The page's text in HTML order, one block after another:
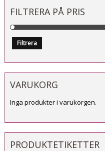
FILTRERA PÅ PRIS
Filtrera
VARUKORG
Inga produkter i varukorgen.
PRODUKTETIKETTER